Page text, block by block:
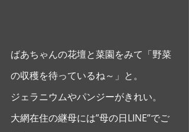
ばあちゃんの花壇と菜園をみて「野菜
の収穫を待っているね～」と。
ジェラニウムやパンジーがきれい。
大網在住の継母には”母の日LINE”でご